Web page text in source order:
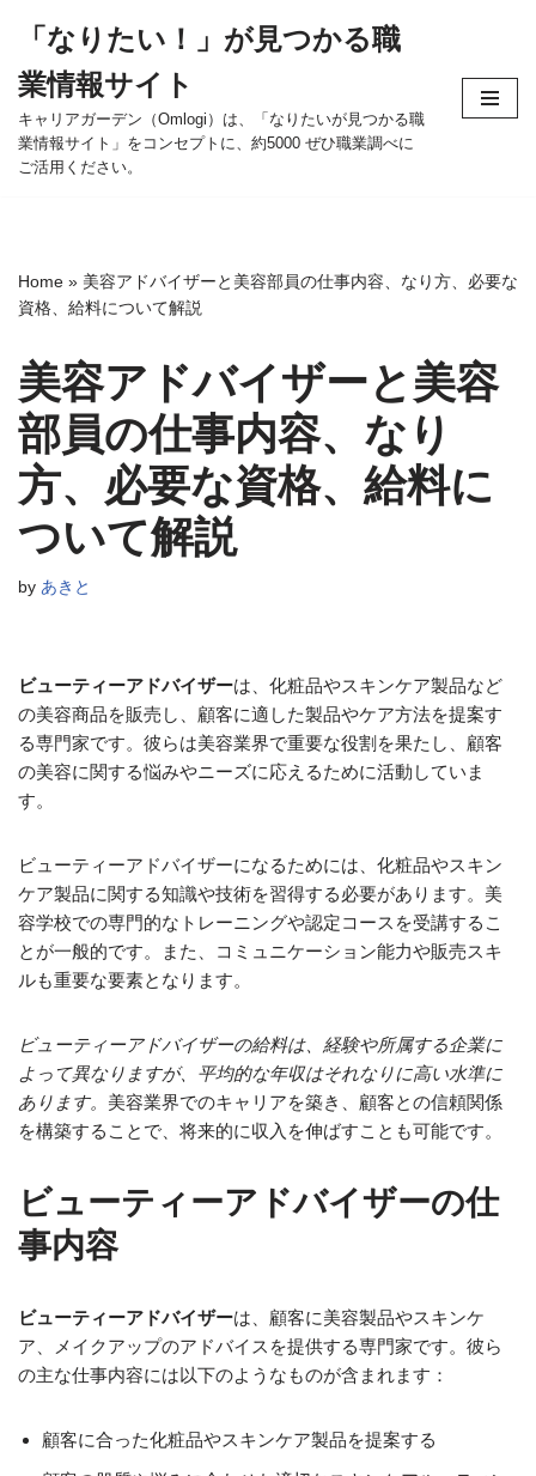
ン
テ
ン
ツ
ッ
プ
「なりたい！」が見つかる職
業情報サイト
キャリアガーデン（Omlogi）は、「なりたいが見つかる職
業情報サイト」をコンセプトに、約5000 ぜひ職業調べに
ご活用ください。
Home » 美容アドバイザーと美容部員の仕事内容、なり方、必要な
資格、給料について解説
美容アドバイザーと美容
部員の仕事内容、なり
方、必要な資格、給料に
ついて解説
by あきと
ビューティーアドバイザーは、化粧品やスキンケア製品など
の美容商品を販売し、顧客に適した製品やケア方法を提案す
る専門家です。彼らは美容業界で重要な役割を果たし、顧客
の美容に関する悩みやニーズに応えるために活動していま
す。
ビューティーアドバイザーになるためには、化粧品やスキン
ケア製品に関する知識や技術を習得する必要があります。美
容学校での専門的なトレーニングや認定コースを受講するこ
とが一般的です。また、コミュニケーション能力や販売スキ
ルも重要な要素となります。
ビューティーアドバイザーの給料は、経験や所属する企業に
よって異なりますが、平均的な年収はそれなりに高い水準に
あります。 美容業界でのキャリアを築き、顧客との信頼関係
を構築することで、将来的に収入を伸ばすことも可能です。
ビューティーアドバイザーの仕
事内容
ビューティーアドバイザーは、顧客に美容製品やスキンケ
ア、メイクアップのアドバイスを提供する専門家です。彼ら
の主な仕事内容には以下のようなものが含まれます：
顧客に合った化粧品やスキンケア製品を提案する